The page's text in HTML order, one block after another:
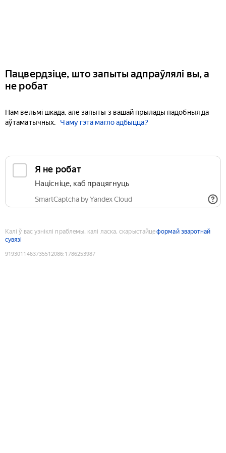
Пацвердзіце, што запыты адпраўлялі вы, а
не робат
Нам вельмі шкада, але запыты з вашай прылады падобныя да
аўтаматычных.
Чаму гэта магло адбыцца?
Я не робат
Націсніце, каб працягнуць
SmartCaptcha by Yandex Cloud
Калі ў вас узніклі праблемы, калі ласка, скарыстайцеформай зваротнай
сувязі
9193011463735512086:1786253987